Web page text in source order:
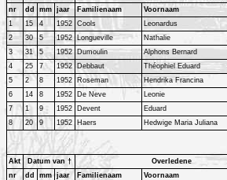
nr
dd mm jaar Familienaam Voornaam
1
15 4 1952 Cools Leonardus
2
30 5 1952 Longueville Nathalie
3
31 5 1952 Dumoulin Alphons Bernard
4
25 7 1952 Debbaut Théophiel Eduard
5
2 8 1952 Roseman Hendrika Francina
6
14 8 1952 De Neve Leonie
7
1 9 1952 Devent Eduard
8
20 9 1952 Haers Hedwige Maria Juliana
Akt
Datum van † Overledene
nr
dd mm jaar Familienaam Voornaam